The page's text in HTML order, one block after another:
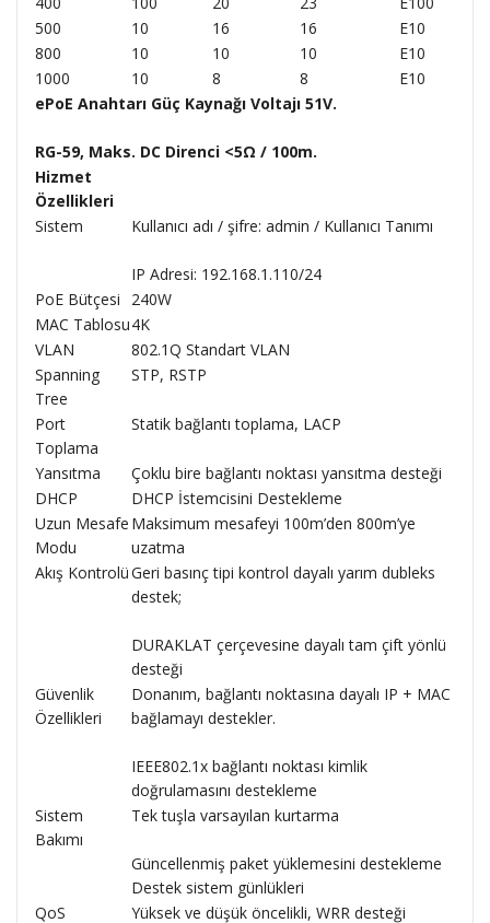
500
10 16 16
E10
800
10 10 10
E10
1000
10 8 8
E10
ePoE Anahtarı Güç Kaynağı Voltajı 51V.
RG-59, Maks. DC Direnci <5Ω / 100m.
Hizmet
Özellikleri
Sistem
Kullanıcı adı / şifre: admin / Kullanıcı Tanımı
IP Adresi: 192.168.1.110/24
PoE Bütçesi
240W
MAC Tablosu4K
VLAN
802.1Q Standart VLAN
Spanning
Tree
STP, RSTP
Port
Toplama
Statik bağlantı toplama, LACP
Yansıtma
Çoklu bire bağlantı noktası yansıtma desteği
DHCP
DHCP İstemcisini Destekleme
Uzun Mesafe
Modu
Maksimum mesafeyi 100m’den 800m’ye
uzatma
Akış KontrolüGeri basınç tipi kontrol dayalı yarım dubleks
destek;
DURAKLAT çerçevesine dayalı tam çift yönlü
desteği
Güvenlik
Özellikleri
Donanım, bağlantı noktasına dayalı IP + MAC
bağlamayı destekler.
IEEE802.1x bağlantı noktası kimlik
doğrulamasını destekleme
Sistem
Bakımı
Tek tuşla varsayılan kurtarma
Güncellenmiş paket yüklemesini destekleme
Destek sistem günlükleri
QoS
Yüksek ve düşük öncelikli, WRR desteği